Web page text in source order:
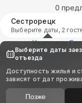
0
Сестрорецк
Выберите даты, 2 гостя
Квартиры
Найдём, где
Показать на карте
Выбирайте
Выберите даты
отъезда
Доступность жилья и
зависят от дат
Позже